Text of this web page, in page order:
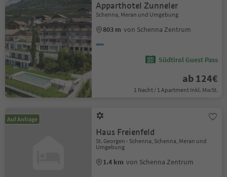
Apparthotel Zunneler
Schenna, Meran und Umgebung
803 m von Schenna Zentrum
Südtirol Guest Pass
ab 124€
1 Nacht / 1 Apartment Inkl. MwSt.
Auf Anfrage
Haus Freienfeld
St. Georgen - Schenna, Schenna, Meran und
Umgebung
1.4 km von Schenna Zentrum